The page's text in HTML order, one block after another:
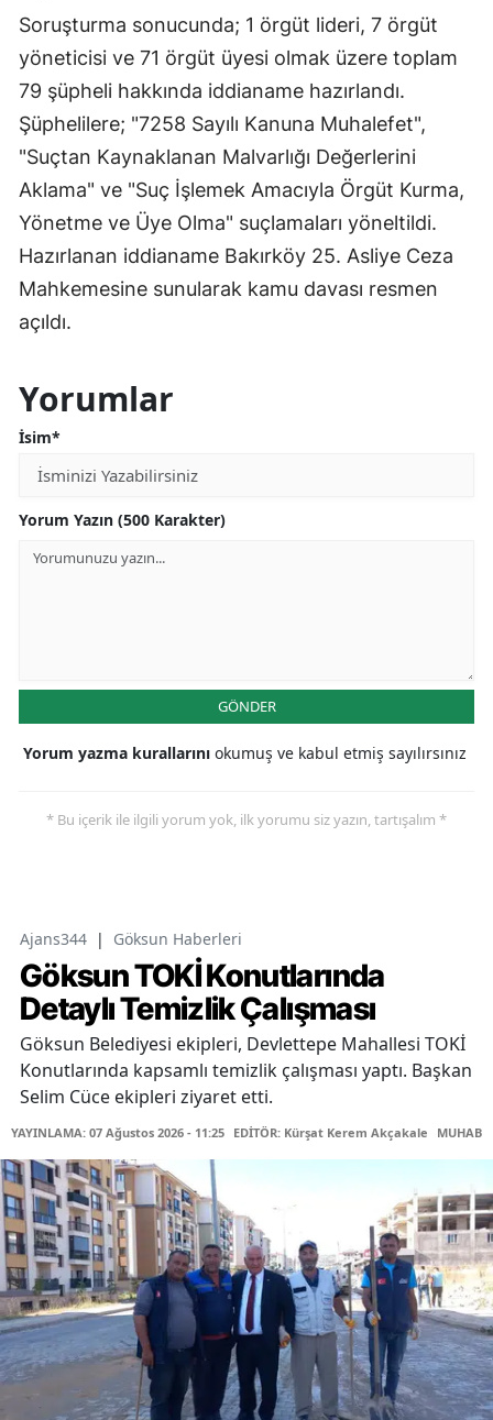
Soruşturma sonucunda; 1 örgüt lideri, 7 örgüt
yöneticisi ve 71 örgüt üyesi olmak üzere toplam
79 şüpheli hakkında iddianame hazırlandı.
Şüphelilere; "7258 Sayılı Kanuna Muhalefet",
"Suçtan Kaynaklanan Malvarlığı Değerlerini
Aklama" ve "Suç İşlemek Amacıyla Örgüt Kurma,
Yönetme ve Üye Olma" suçlamaları yöneltildi.
Hazırlanan iddianame Bakırköy 25. Asliye Ceza
Mahkemesine sunularak kamu davası resmen
açıldı.
Yorumlar
İsim*
Yorum Yazın (500 Karakter)
GÖNDER
Yorum yazma kurallarını okumuş ve kabul etmiş sayılırsınız
* Bu içerik ile ilgili yorum yok, ilk yorumu siz yazın, tartışalım *
Ajans344 | Göksun Haberleri
Göksun TOKİ Konutlarında
Detaylı Temizlik Çalışması
Göksun Belediyesi ekipleri, Devlettepe Mahallesi TOKİ
Konutlarında kapsamlı temizlik çalışması yaptı. Başkan
Selim Cüce ekipleri ziyaret etti.
YAYINLAMA: 07 Ağustos 2026 - 11:25 EDİTÖR: Kürşat Kerem Akçakale